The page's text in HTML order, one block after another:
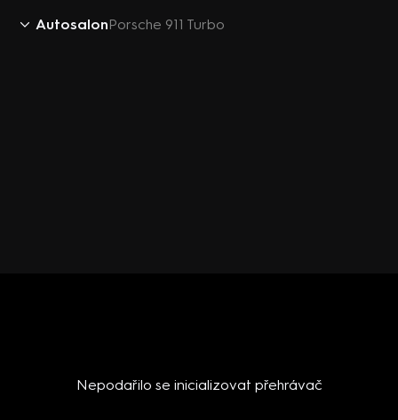
AutosalonPorsche 911 Turbo
Nepodařilo se inicializovat přehrávač